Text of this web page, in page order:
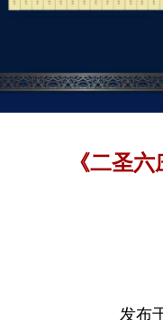
《二圣
发布